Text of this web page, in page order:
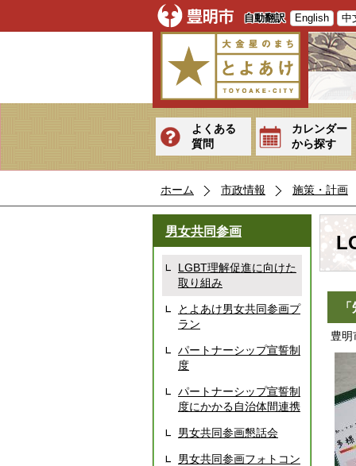
自動翻訳 English 中
よくある
質問
カレンダー
から探す
ホーム 市政情報 施策・計画
男女共同参画
LGBT理解促進に向けた
取り組み
とよあけ男女共同参画プ
ラン
パートナーシップ宣誓制
度
パートナーシップ宣誓制
度にかかる自治体間連携
男女共同参画懇話会
男女共同参画フォトコン
豊明